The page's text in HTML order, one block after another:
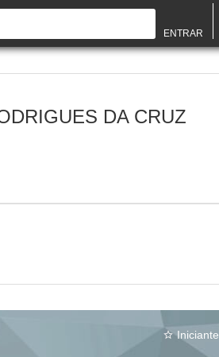
ENTRAR
DA CRUZ
star_border Iniciante